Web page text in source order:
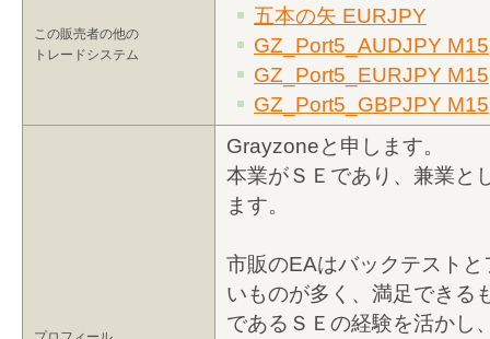
この販売者の他の
トレードシステム
五本の矢 EURJPY
GZ_Port5_AUDJPY M15
GZ_Port5_EURJPY M15
GZ_Port5_GBPJPY M15
Grayzoneと申します。
本業がＳＥであり、兼業と
ます。
市販のEAはバックテスト
いものが多く、満足できる
であるＳＥの経験を活かし